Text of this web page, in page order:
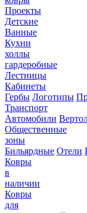
Проекты
Детские
Ванные
Кухни
холлы
гардеробные
Лестницы
Кабинеты
Гербы Логотипы
Транспорт
Автомобили
Общественные
зоны
Бильярдные Отели
Ковры
в
наличии
Ковры
для